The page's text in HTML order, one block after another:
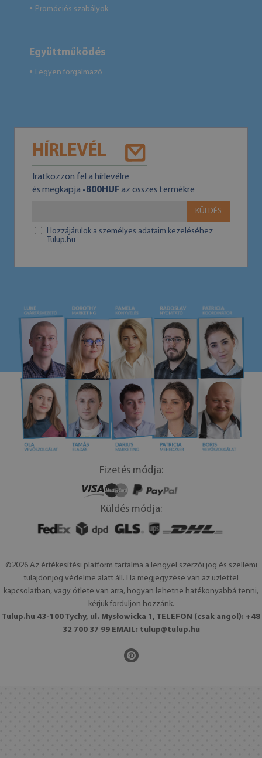
● Promóciós szabályok
Együttműködés
● Legyen forgalmazó
HÍRLEVÉL
Iratkozzon fel a hírlevélre
és megkapja -800HUFaz összes termékre
KÜLDÉS
Hozzájárulok a személyes adataim kezeléséhez
Tulup.hu
Fizetés módja:
Küldés módja:
©2026 Az értékesítési platform tartalma a lengyel szerzői jog és szellemi
tulajdonjog védelme alatt áll. Ha megjegyzése van az üzlettel
kapcsolatban, vagy ötlete van arra, hogyan lehetne hatékonyabbá tenni,
kérjük forduljon hozzánk.
Tulup.hu 43-100 Tychy, ul. Mysłowicka 1, TELEFON (csak angol): +48
32 700 37 99 EMAIL: tulup@tulup.hu